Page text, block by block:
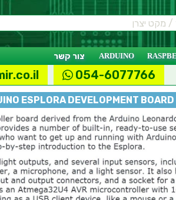
ARDUINO צור קשר
054-6077766
ESPLORA DEVELOPMENT BOARD